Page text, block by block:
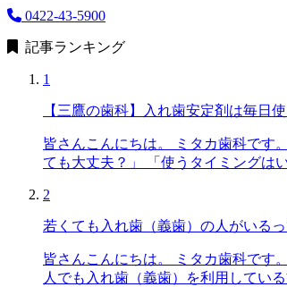
0422-43-5900
記事ランキング
1
【三鷹の歯科】入れ歯安定剤は毎日
皆さんこんにちは。 ミタカ歯科です
ても大丈夫？」 「使うタイミング
2
若くても入れ歯（義歯）の人がいる
皆さんこんにちは。 ミタカ歯科で
人でも入れ歯（義歯）を利用して